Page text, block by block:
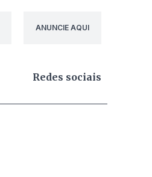
ANUNCIE AQUI
Redes sociais